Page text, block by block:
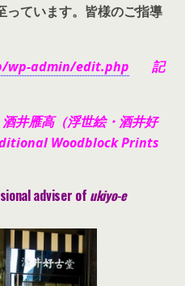
っています。皆様のご指導
wp-admin/edit.php 記
井雁高（浮世絵・酒井好
Woodblock Prints
adviser of ukiyo-e